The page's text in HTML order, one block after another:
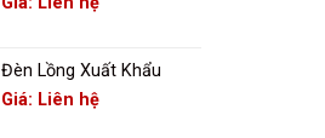
Đèn Lồng Xuất Khẩu
Giá: Liên hệ